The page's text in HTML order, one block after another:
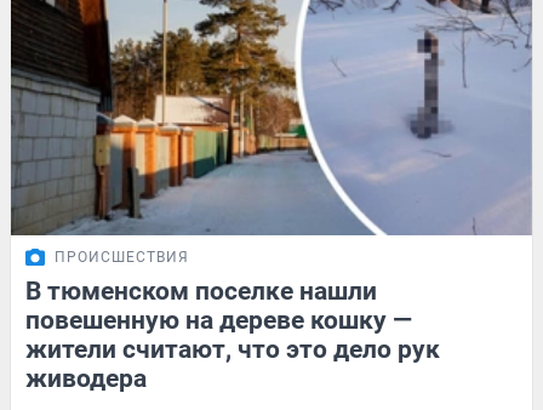
ПРОИСШЕСТВИЯ
В тюменском поселке нашли
повешенную на дереве кошку —
жители считают, что это дело рук
живодера